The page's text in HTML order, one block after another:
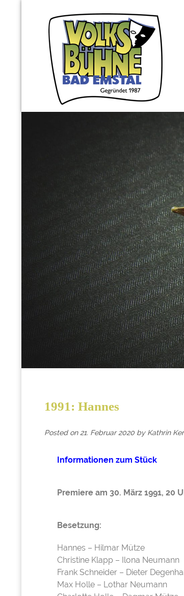
1991: Hannes
Posted on21. Februar 2020 by Kathrin
Informationen zum Stück
Premiere am 30. März 1991, 20
Besetzung:
Hannes – Hilmar Mütze
Christine Klapp – Ilona Neumann
Frank Schneider – Dieter
Max Holle – Lothar Neumann